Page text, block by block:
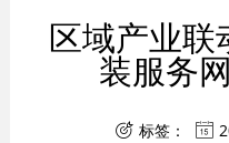
区域产业联
装服务
 标签： 